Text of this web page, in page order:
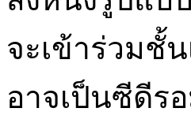
จะเข้าร่วมชั้
อาจเป็นซีดีร